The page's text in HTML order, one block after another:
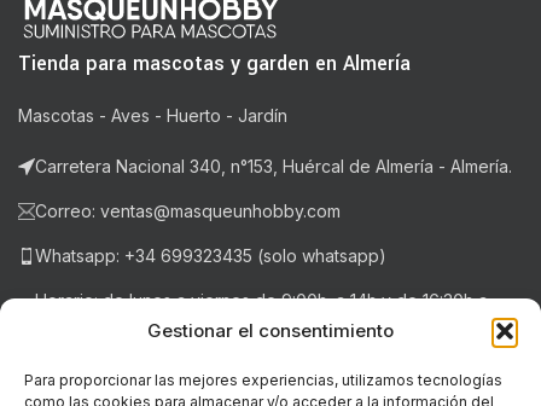
Gestionar el consentimiento
Para proporcionar las mejores experiencias, utilizamos tecnologías
como las cookies para almacenar y/o acceder a la información del
Tienda para mascotas y garden en Almería
Mascotas - Aves - Huerto - Jardín
Carretera Nacional 340, n°153, Huércal de Almería - Almería.
Correo: ventas@masqueunhobby.com
Whatsapp: +34 699323435 (solo whatsapp)
Horario: de lunes a viernes de 9:00h. a 14h y de 16:30h a
20:30h . Sábados de 9:00h a 14:00h.